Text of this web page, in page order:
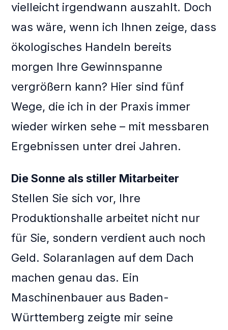
vielleicht irgendwann auszahlt. Doch
was wäre, wenn ich Ihnen zeige, dass
ökologisches Handeln bereits
morgen Ihre Gewinnspanne
vergrößern kann? Hier sind fünf
Wege, die ich in der Praxis immer
wieder wirken sehe – mit messbaren
Ergebnissen unter drei Jahren.
Die Sonne als stiller Mitarbeiter
Stellen Sie sich vor, Ihre
Produktionshalle arbeitet nicht nur
für Sie, sondern verdient auch noch
Geld. Solaranlagen auf dem Dach
machen genau das. Ein
Maschinenbauer aus Baden-
Württemberg zeigte mir seine